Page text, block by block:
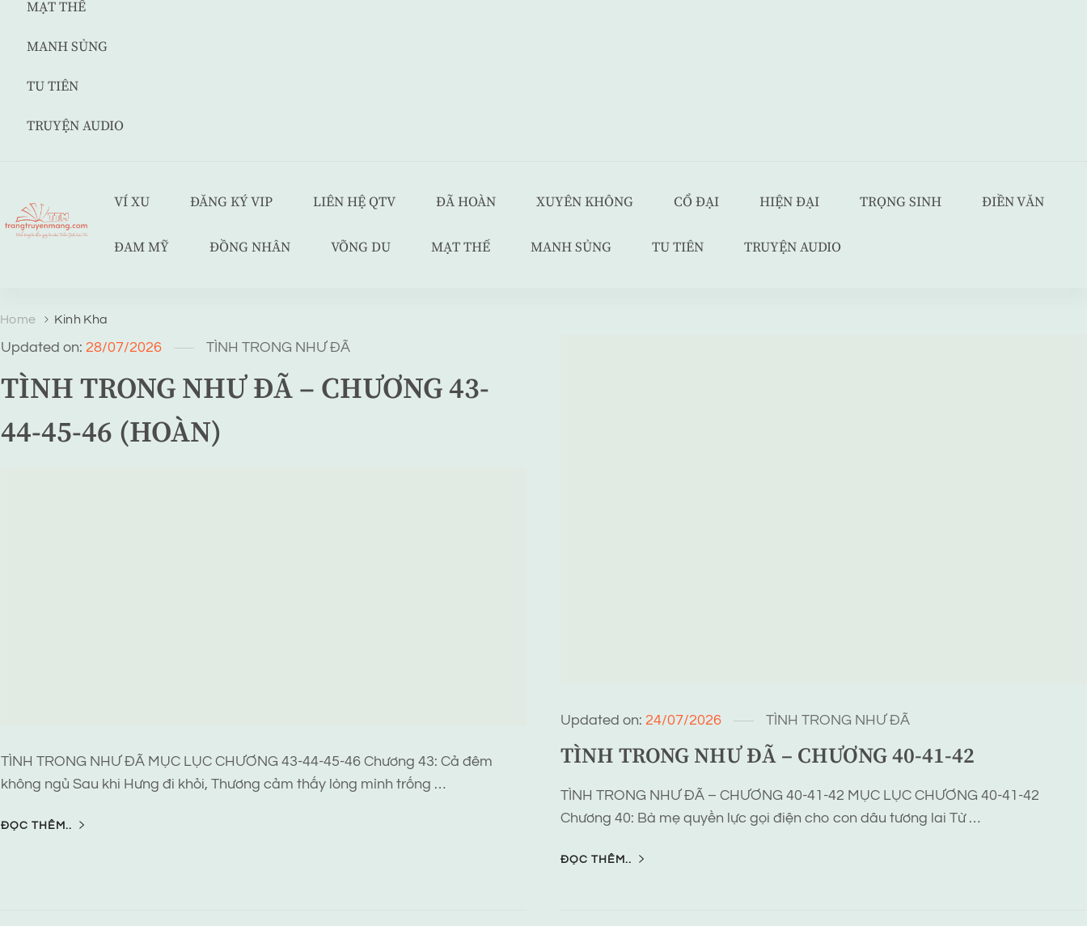
MẠT THẾ
MANH SỦNG
TU TIÊN
TRUYỆN AUDIO
VÍ XU ĐĂNG KÝ VIP LIÊN HỆ QTV ĐÃ HOÀN XUYÊN KHÔNG CỔ ĐẠI HIỆN ĐẠI TRỌNG SINH ĐIỀN VĂN
ĐAM MỸ ĐỒNG NHÂN VÕNG DU MẠT THẾ MANH SỦNG TU TIÊN TRUYỆN AUDIO
Home Kinh Kha
Updated on: 28/07/2026 TÌNH TRONG NHƯ ĐÃ
TÌNH TRONG NHƯ ĐÃ – CHƯƠNG 43-
44-45-46 (HOÀN)
TÌNH TRONG NHƯ ĐÃ MỤC LỤC CHƯƠNG 43-44-45-46 Chương 43: Cả đêm
không ngủ Sau khi Hưng đi khỏi, Thương cảm thấy lòng mình trống …
ĐỌC THÊM..
Updated on: 24/07/2026 TÌNH TRONG NHƯ ĐÃ
TÌNH TRONG NHƯ ĐÃ – CHƯƠNG 40-41-42
TÌNH TRONG NHƯ ĐÃ – CHƯƠNG 40-41-42 MỤC LỤC CHƯƠNG 40-41-42
Chương 40: Bà mẹ quyền lực gọi điện cho con dâu tương lai Từ …
ĐỌC THÊM..